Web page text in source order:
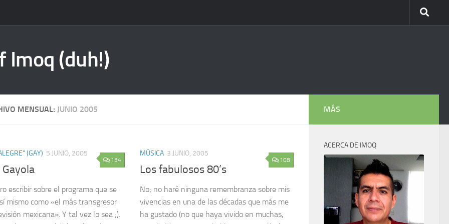
Imoq (duh!)
MENSUAL: JUNIO 2005
134
(GAY) 5 JUNIO, 2005
Gayola
escribir sobre el programa que se
mismo como «el más transgresor
mexicana». Y tal vez lo sea ;).
108
MÚSICA 3 JUNIO, 2005
Los fabulosos 80’s
No; no haré ninguna remembranza sobre mis
vivencias en una de las décadas que más me
ha gustado (no que haya vivido en muchas,
MÁS
ACERCA DE IMOQ